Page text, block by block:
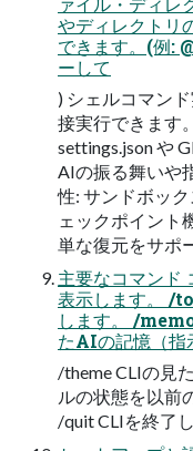
やディレクトリ
できます。(例:
ーして
) シェルコマン
接実行できます
settings.json や
AIの振る舞いや
性: サンドボッ
ェックポイント
単な復元をサポ
主要なコマンド
表示します。 /
します。 /
たAIの記憶（指
/theme CLIの見
ルの状態を以前
/quit CLIを終了